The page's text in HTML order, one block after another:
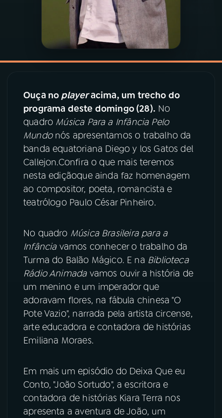
PRÊMIO RÁDIO MEC
ACOMPANHE A RÁDIO MEC
Instagram X
TikTok
Ouça no playeracima, um trecho do
programa deste domingo (28). No
quadro Música Para a Infância Pelo
Mundonós apresentamos o trabalho da
banda equatoriana Diego y los Gatos del
Callejon.Confira o que mais teremos
nesta ediçãoque ainda faz homenagem
ao compositor, poeta, romancista e
teatrólogo Paulo César Pinheiro.
No quadro Música Brasileira para a
Infânciavamos conhecer o trabalho da
Turma do Balão Mágico. E na Biblioteca
Rádio Animadavamos ouvir a história de
um menino e um imperador que
adoravam flores, na fábula chinesa "O
Pote Vazio", narrada pela artista circense,
arte educadora e contadora de histórias
Emiliana Moraes.
Em mais um episódio do Deixa Que eu
Conto, "João Sortudo", a escritora e
contadora de histórias Kiara Terra nos
apresenta a aventura de João, um